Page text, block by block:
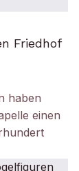
Friedhof
haben
einen